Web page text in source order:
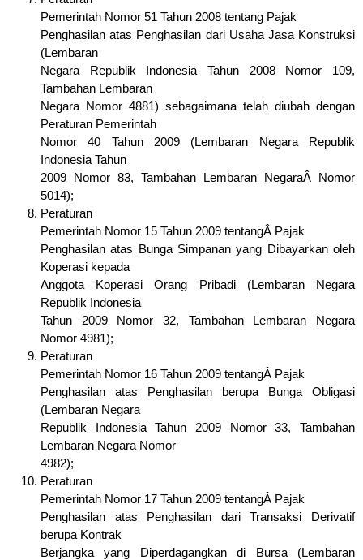
Pemerintah Nomor 51 Tahun 2008 tentang Pajak
Penghasilan atas Penghasilan dari Usaha Jasa Konstruksi
(Lembaran
Negara Republik Indonesia Tahun 2008 Nomor 109,
Tambahan Lembaran
Negara Nomor 4881) sebagaimana telah diubah dengan
Peraturan Pemerintah
Nomor 40 Tahun 2009 (Lembaran Negara Republik
Indonesia Tahun
2009 Nomor 83, Tambahan Lembaran NegaraÂ Nomor
5014);
Peraturan
Pemerintah Nomor 15 Tahun 2009 tentangÂ Pajak
Penghasilan atas Bunga Simpanan yang Dibayarkan oleh
Koperasi kepada
Anggota Koperasi Orang Pribadi (Lembaran Negara
Republik Indonesia
Tahun 2009 Nomor 32, Tambahan Lembaran Negara
Nomor 4981);
Peraturan
Pemerintah Nomor 16 Tahun 2009 tentangÂ Pajak
Penghasilan atas Penghasilan berupa Bunga Obligasi
(Lembaran Negara
Republik Indonesia Tahun 2009 Nomor 33, Tambahan
Lembaran Negara Nomor
4982);
Peraturan
Pemerintah Nomor 17 Tahun 2009 tentangÂ Pajak
Penghasilan atas Penghasilan dari Transaksi Derivatif
berupa Kontrak
Berjangka yang Diperdagangkan di Bursa (Lembaran